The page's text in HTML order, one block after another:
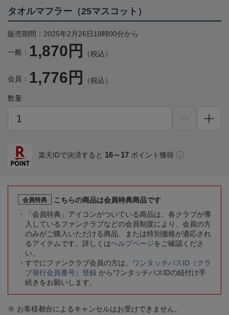
タオルマフラー（25マスコット）
販売期間：2025年2月26日18時00分から
一般： 1,870円 （税込）
会員： 1,776円 （税込）
数量
楽天IDで決済すると 16～17 ポイント獲得
会員特典
こちらの商品は会員特典商品です
「会員特典」アイコンがついている商品は、各クラブが導
入しているファンクラブなどの会員制度により、会員の方
のみがご購入いただける商品、または特別価格が適応され
るアイテムです。詳しくはヘルプページをご確認くださ
い。
すでにファンクラブ会員の方は、
ワンタッチパスID（クラ
ブ発行会員番号）登録 からワンタッチパスIDの紐付け手
続きをお願いします。
※ お客様都合によるキャンセルはお受けできません。